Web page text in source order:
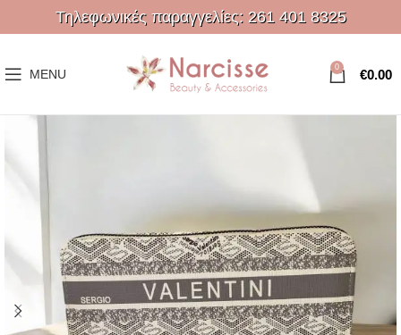
Τηλεφωνικές παραγγελίες: 261 401 8325
MENU 0 €0.00